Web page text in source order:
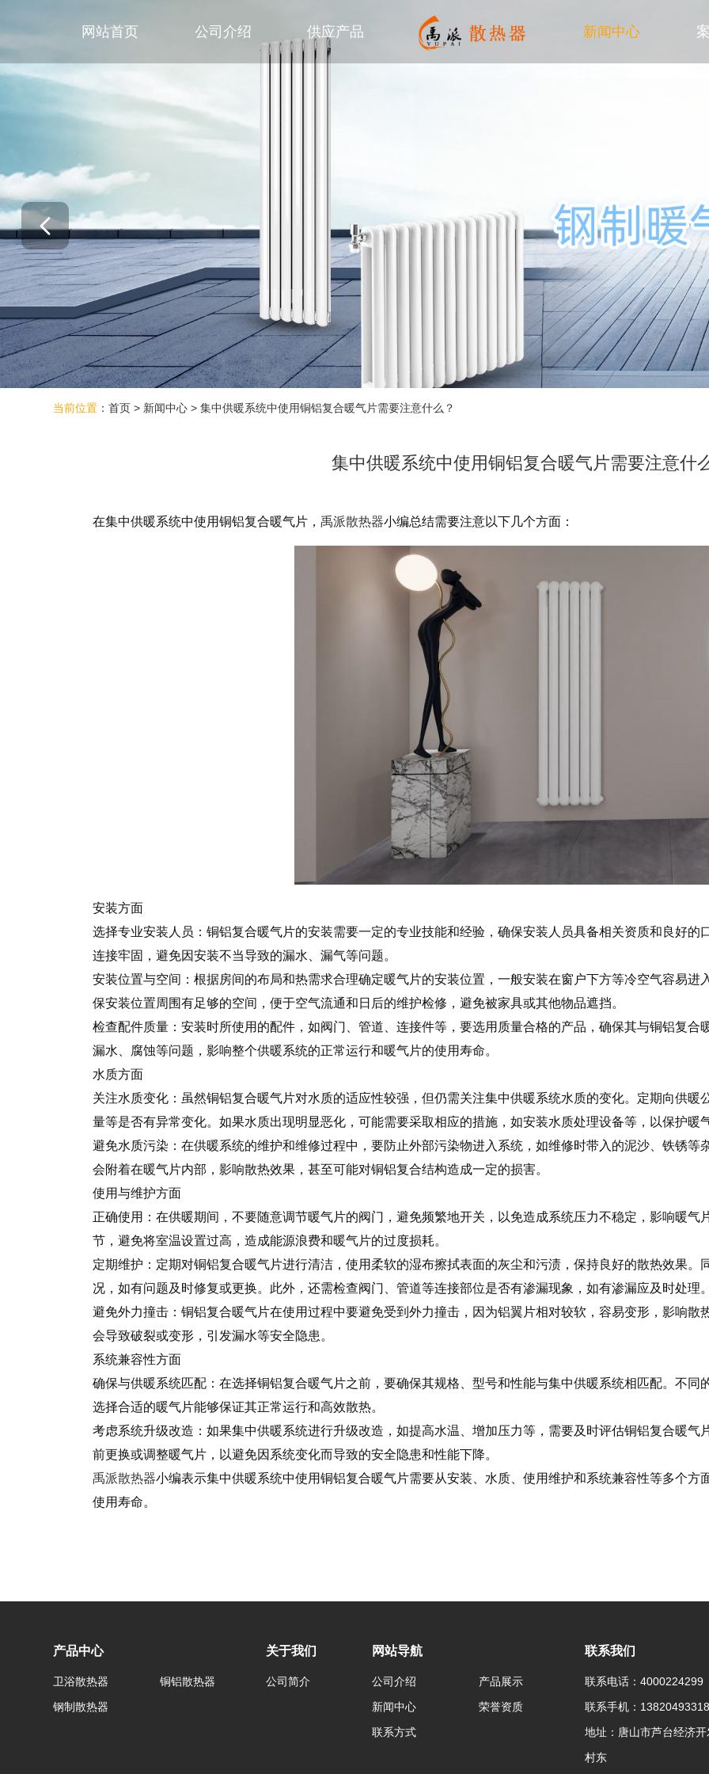
网站首页 公司介绍 供应产品 新闻中心

当前位置 ：首页 > 新闻中心 > 集中供暖系统中使用铜铝复合暖气片需要注意什么？
集中供暖系统中使用铜铝复合暖气片需要注意什
在集中供暖系统中使用铜铝复合暖气片，禹派散热器小编总结需要注意以下几个方面：
安装方面
选择专业安装人员：铜铝复合暖气片的安装需要一定的专业技能和经验，确保安装人员具备相关资质和良好的
连接牢固，避免因安装不当导致的漏水、漏气等问题。
安装位置与空间：根据房间的布局和热需求合理确定暖气片的安装位置，一般安装在窗户下方等冷空气容易进
保安装位置周围有足够的空间，便于空气流通和日后的维护检修，避免被家具或其他物品遮挡。
检查配件质量：安装时所使用的配件，如阀门、管道、连接件等，要选用质量合格的产品，确保其与铜铝复合
漏水、腐蚀等问题，影响整个供暖系统的正常运行和暖气片的使用寿命。
水质方面
关注水质变化：虽然铜铝复合暖气片对水质的适应性较强，但仍需关注集中供暖系统水质的变化。定期向供
量等是否有异常变化。如果水质出现明显恶化，可能需要采取相应的措施，如安装水质处理设备等，以保护暖
避免水质污染：在供暖系统的维护和维修过程中，要防止外部污染物进入系统，如维修时带入的泥沙、铁锈等
会附着在暖气片内部，影响散热效果，甚至可能对铜铝复合结构造成一定的损害。
使用与维护方面
正确使用：在供暖期间，不要随意调节暖气片的阀门，避免频繁地开关，以免造成系统压力不稳定，影响暖
节，避免将室温设置过高，造成能源浪费和暖气片的过度损耗。
定期维护：定期对铜铝复合暖气片进行清洁，使用柔软的湿布擦拭表面的灰尘和污渍，保持良好的散热效果。
况，如有问题及时修复或更换。此外，还需检查阀门、管道等连接部位是否有渗漏现象，如有渗漏应及时处理
避免外力撞击：铜铝复合暖气片在使用过程中要避免受到外力撞击，因为铝翼片相对较软，容易变形，影响散
会导致破裂或变形，引发漏水等安全隐患。
系统兼容性方面
确保与供暖系统匹配：在选择铜铝复合暖气片之前，要确保其规格、型号和性能与集中供暖系统相匹配。不同
选择合适的暖气片能够保证其正常运行和高效散热。
考虑系统升级改造：如果集中供暖系统进行升级改造，如提高水温、增加压力等，需要及时评估铜铝复合暖气
前更换或调整暖气片，以避免因系统变化而导致的安全隐患和性能下降。
禹派散热器小编表示集中供暖系统中使用铜铝复合暖气片需要从安装、水质、使用维护和系统兼容性等多个方
使用寿命。
产品中心
卫浴散热器
铜铝散热器
钢制散热器
关于我们
公司简介
网站导航
公司介绍
产品展示
新闻中心
荣誉资质
联系方式
联系我们
联系电话：4000224299
联系手机：
地址：唐山市芦台经济
村东